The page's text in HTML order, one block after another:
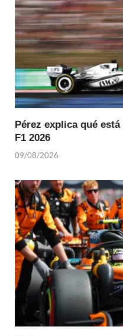
Pérez explica qué
F1 2026
09/08/2026